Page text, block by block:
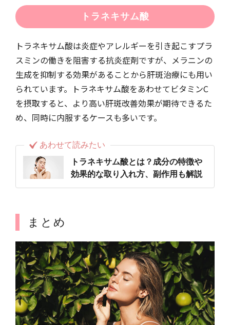
トラネキサム酸
トラネキサム酸は炎症やアレルギーを引き起こすプラ
スミンの働きを阻害する抗炎症剤ですが、メラニンの
生成を抑制する効果があることから肝斑治療にも用い
られています。トラネキサム酸をあわせてビタミンC
を摂取すると、より高い肝斑改善効果が期待できるた
め、同時に内服するケースも多いです。
あわせて読みたい
トラネキサム酸とは？成分の特徴や
効果的な取り入れ方、副作用も解説
まとめ